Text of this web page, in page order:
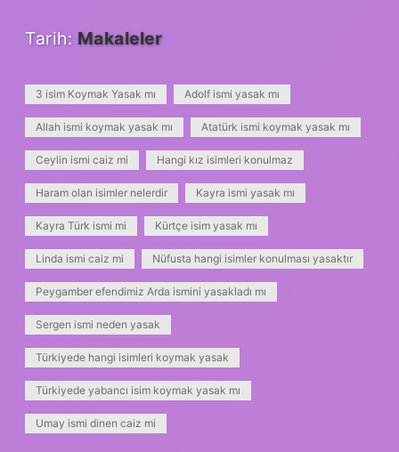
Tarih: Makaleler
3 isim Koymak Yasak mı Adolf ismi yasak mı
Allah ismi koymak yasak mı Atatürk ismi koymak yasak mı
Ceylin ismi caiz mi Hangi kız isimleri konulmaz
Haram olan isimler nelerdir Kayra ismi yasak mı
Kayra Türk ismi mi Kürtçe isim yasak mı
Linda ismi caiz mi Nüfusta hangi isimler konulması yasaktır
Peygamber efendimiz Arda ismini yasakladı mı
Sergen ismi neden yasak
Türkiyede hangi isimleri koymak yasak
Türkiyede yabancı isim koymak yasak mı
Umay ismi dinen caiz mi